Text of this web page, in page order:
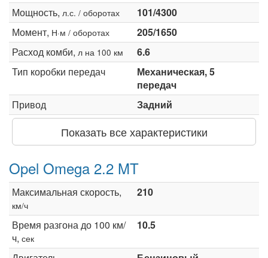
Мощность, л.с. / оборотах
101/4300
Момент, Н·м / оборотах
205/1650
Расход комби, л на 100 км
6.6
Тип коробки передач
Механическая, 5
передач
Привод
Задний
Показать все характеристики
Opel Omega 2.2 MT
Максимальная скорость,
км/ч
210
Время разгона до 100 км/
ч, сек
10.5